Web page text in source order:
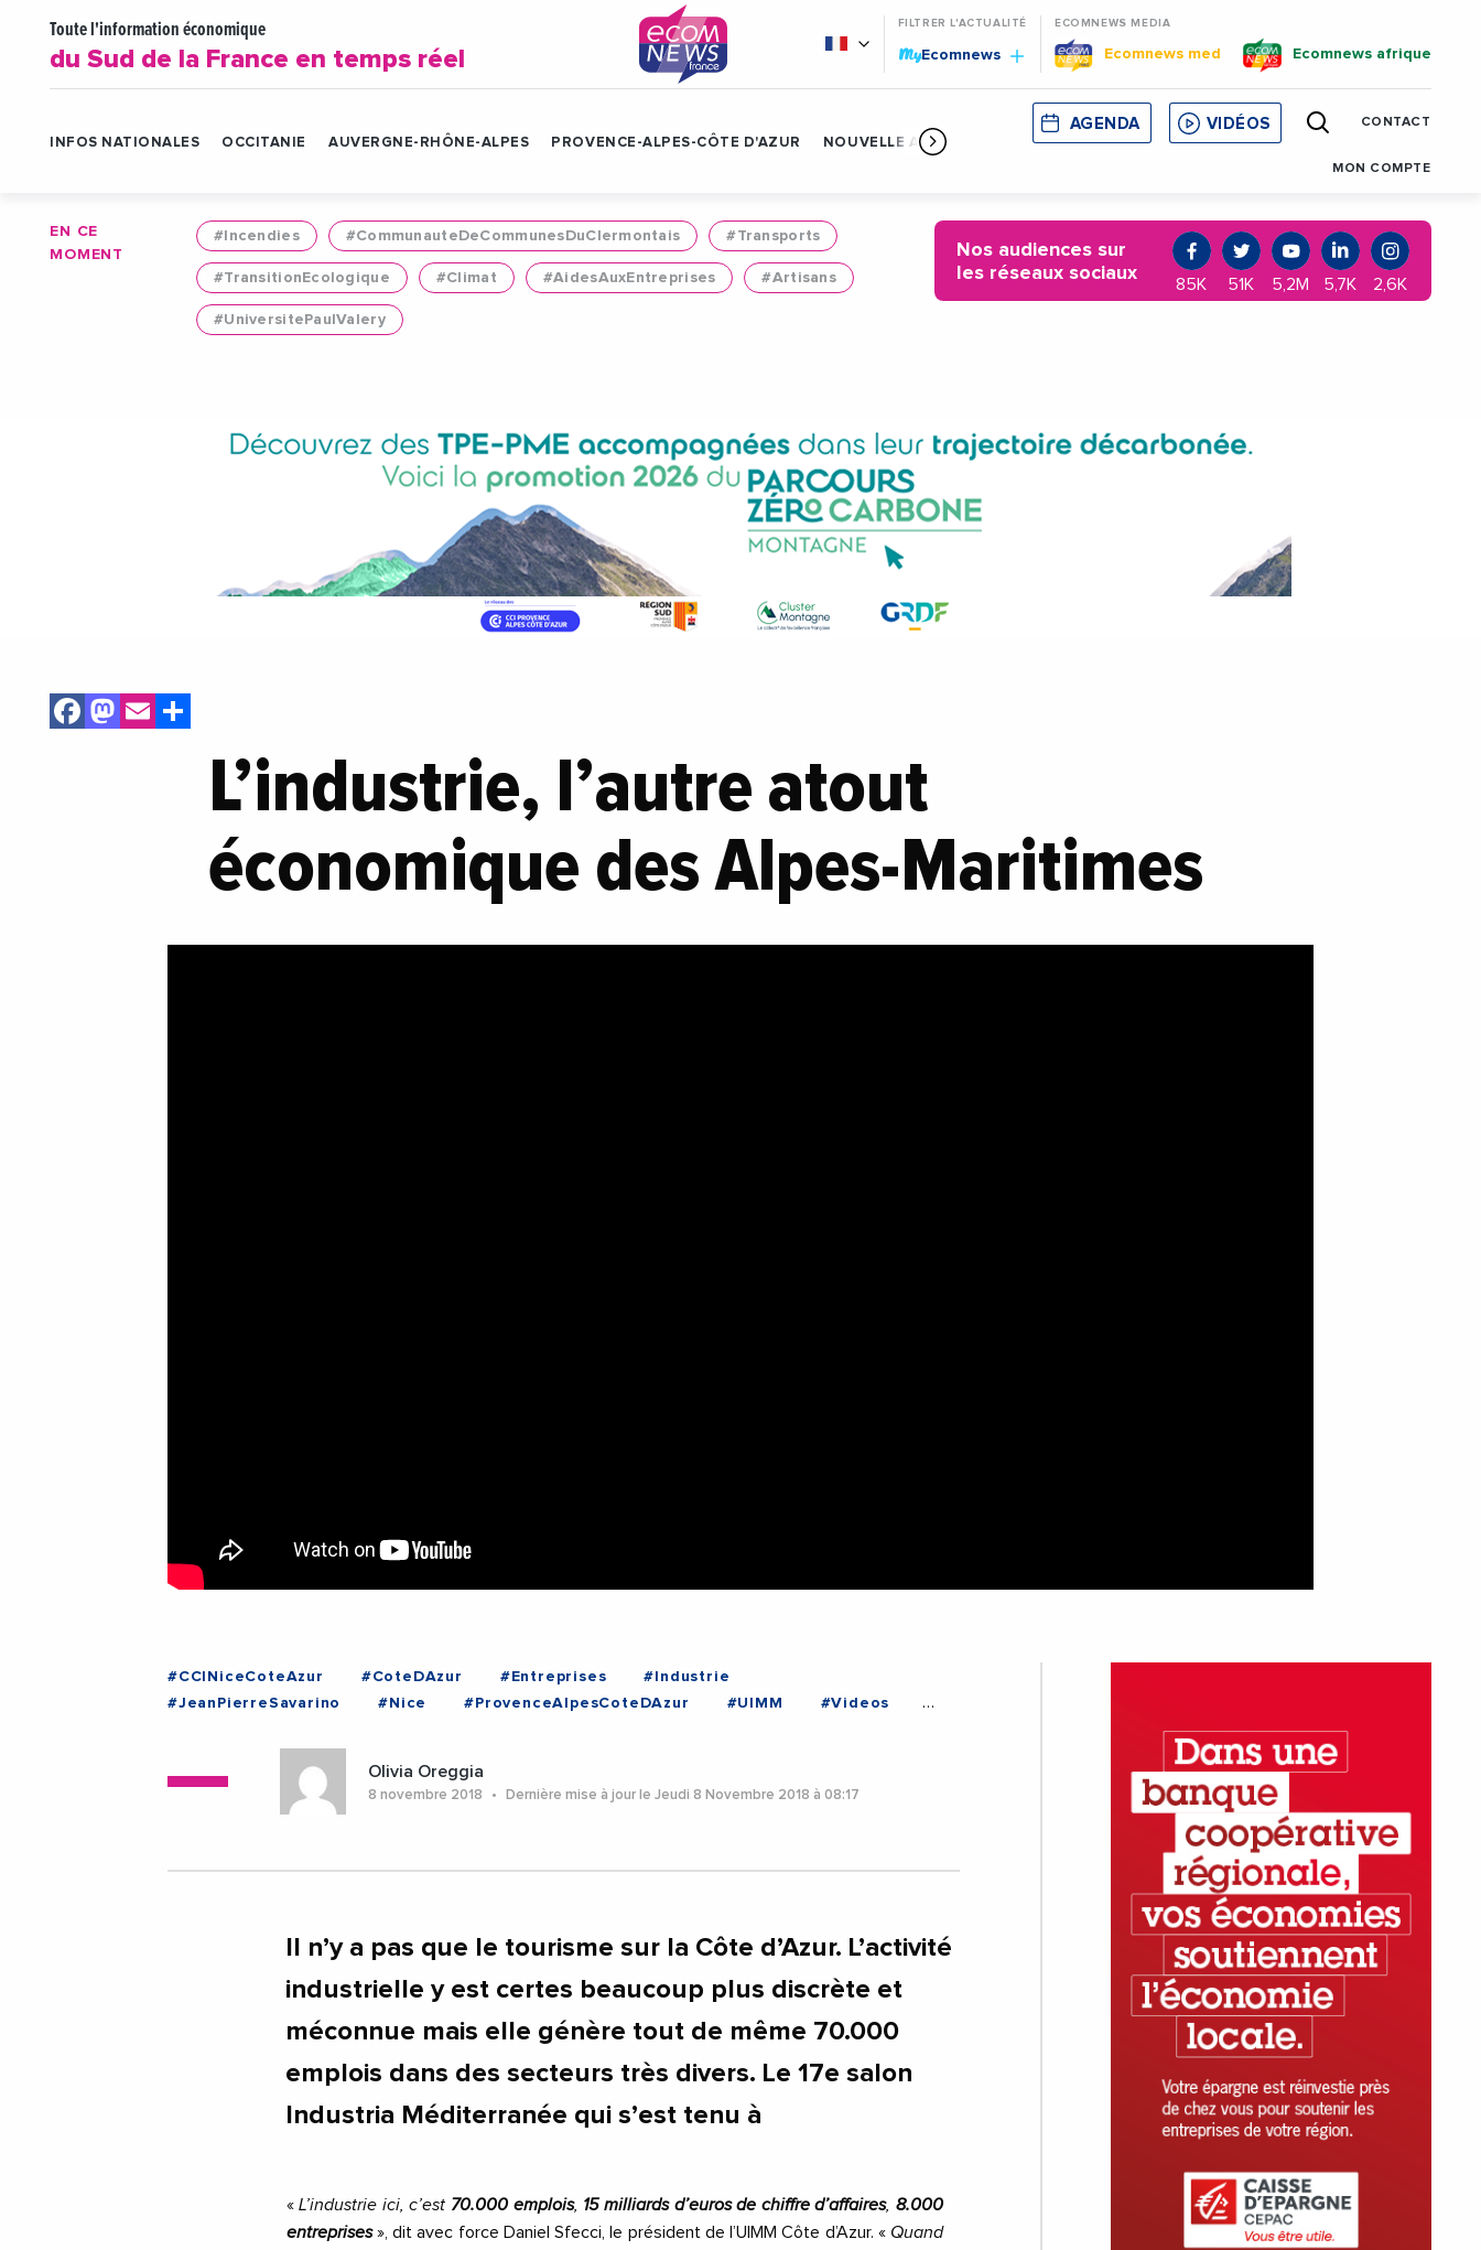
Toute l'information économique
du Sud de la France en temps réel
FILTRER L'ACTUALITÉ
MyEcomnews
ECOMNEWS MEDIA
Ecomnews med Ecomnews afrique
INFOS NATIONALES OCCITANIE AUVERGNE-RHÔNE-ALPES PROVENCE-ALPES-CÔTE D'AZUR NOUVELLE AQUITAINE CORSE MONACO CATALOGNE
AGENDA VIDÉOS CONTACT
MON COMPTE
EN CE
MOMENT
#Incendies #CommunauteDeCommunesDuClermontais #Transports
#TransitionEcologique #Climat #AidesAuxEntreprises #Artisans
#UniversitePaulValery
Nos audiences sur
les réseaux sociaux
85K 51K 5,2M 5,7K 2,6K
Facebook
Mastodon
Email
L’industrie, l’autre atout
économique des Alpes-Maritimes
#CCINiceCoteAzur #CoteDAzur #Entreprises
#Industrie
#JeanPierreSavarino
#Nice #ProvenceAlpesCoteDAzur #UIMM
#Videos
Olivia Oreggia
8 novembre 2018 Dernière mise à jour le Jeudi 8 Novembre 2018 à 08:17
Il n’y a pas que le tourisme sur la Côte d’Azur. L’activité
industrielle y est certes beaucoup plus discrète et
méconnue mais elle génère tout de même 70.000
emplois dans des secteurs très divers. Le 17e salon
Industria Méditerranée qui s’est tenu à
«L’industrie ici, c’est 70.000 emplois, 15 milliards d’euros de chiffre d’affaires,8.000
entreprises », dit avec force Daniel Sfecci, le président de l’UIMM Côte d’Azur. «Quand